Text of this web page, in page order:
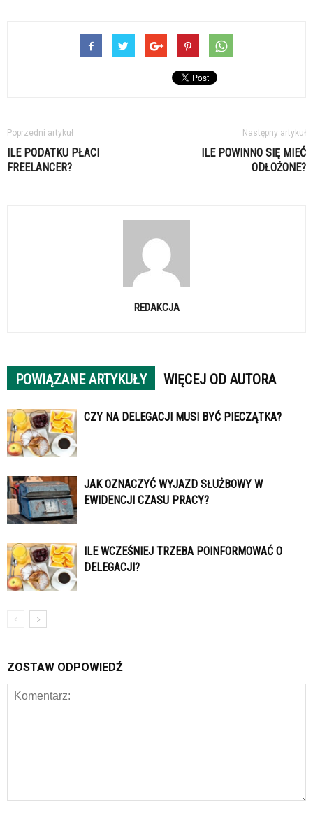
Poprzedni artykuł
ILE PODATKU PŁACI
FREELANCER?
Następny artykuł
ILE POWINNO SIĘ MIEĆ
ODŁOŻONE?
REDAKCJA
POWIĄZANE ARTYKUŁY WIĘCEJ OD AUTORA
CZY NA DELEGACJI MUSI BYĆ PIECZĄTKA?
JAK OZNACZYĆ WYJAZD SŁUŻBOWY W
EWIDENCJI CZASU PRACY?
ILE WCZEŚNIEJ TRZEBA POINFORMOWAĆ O
DELEGACJI?
ZOSTAW ODPOWIEDŹ